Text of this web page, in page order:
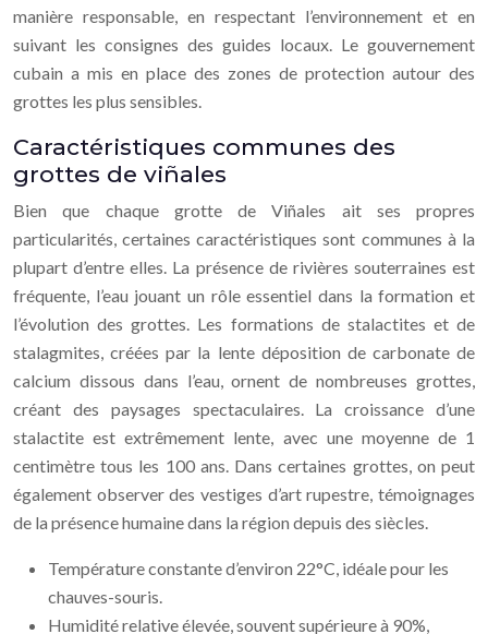
manière responsable, en respectant l’environnement et en
suivant les consignes des guides locaux. Le gouvernement
cubain a mis en place des zones de protection autour des
grottes les plus sensibles.
Caractéristiques communes des
grottes de viñales
Bien que chaque grotte de Viñales ait ses propres
particularités, certaines caractéristiques sont communes à la
plupart d’entre elles. La présence de rivières souterraines est
fréquente, l’eau jouant un rôle essentiel dans la formation et
l’évolution des grottes. Les formations de stalactites et de
stalagmites, créées par la lente déposition de carbonate de
calcium dissous dans l’eau, ornent de nombreuses grottes,
créant des paysages spectaculaires. La croissance d’une
stalactite est extrêmement lente, avec une moyenne de 1
centimètre tous les 100 ans. Dans certaines grottes, on peut
également observer des vestiges d’art rupestre, témoignages
de la présence humaine dans la région depuis des siècles.
Température constante d’environ 22°C, idéale pour les
chauves-souris.
Humidité relative élevée, souvent supérieure à 90%,